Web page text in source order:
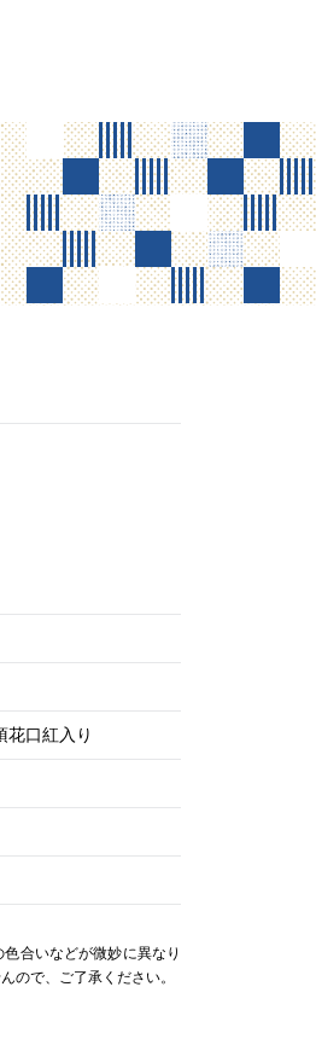
口紅入り
合いなどが微妙に異なり
ので、ご了承ください。